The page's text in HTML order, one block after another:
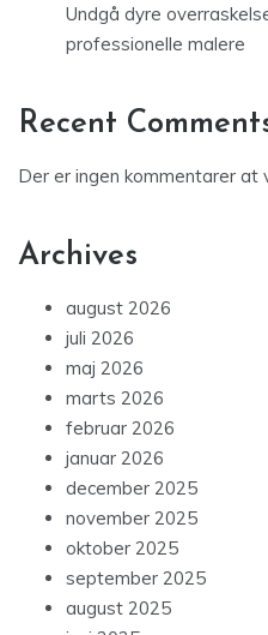
Undgå dyre
professionelle malere
Recent
Der er ingen kommentarer at
Archives
august 2026
juli 2026
maj 2026
marts 2026
februar 2026
januar 2026
december 2025
november 2025
oktober 2025
september 2025
august 2025